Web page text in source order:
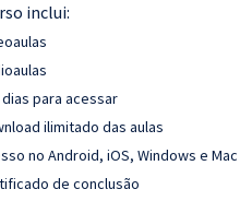
inclui:
dias para acessar
ilimitado das aulas
no Android, iOS, Windows e Mac
de conclusão